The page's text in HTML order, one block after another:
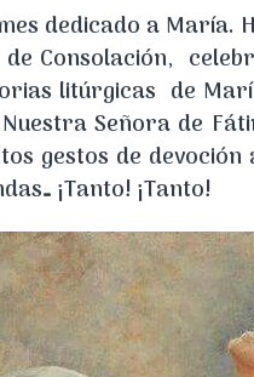
dedicado a María.
Consolación,
litúrgicas de
Señora de
gestos de
¡Tanto! ¡Tanto!